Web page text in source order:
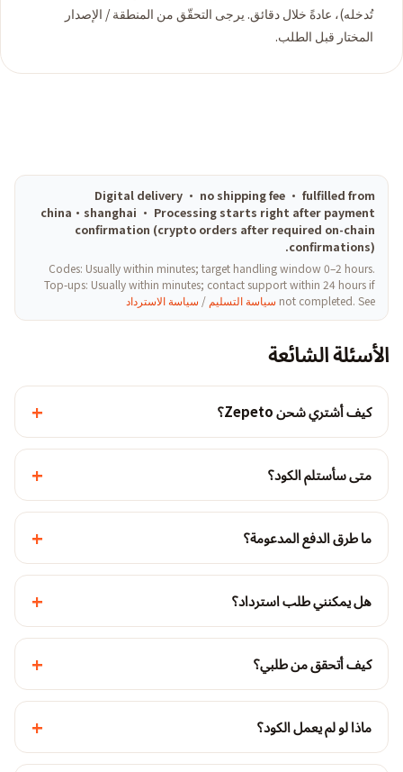
تُدخله)، عادةً خلال دقائق. يرجى التحقّق من المنطقة / الإصدار
المختار قبل الطلب.
Digital delivery · no shipping fee · fulfilled from
china·shanghai · Processing starts right after payment
confirmation (crypto orders after required on-chain
confirmations).
Codes: Usually within minutes; target handling window 0–2 hours.
Top-ups: Usually within minutes; contact support within 24 hours if
not completed. See سياسة التسليم / سياسة الاسترداد
الأسئلة الشائعة
كيف أشتري شحن Zepeto؟ +
متى سأستلم الكود؟ +
ما طرق الدفع المدعومة؟ +
هل يمكنني طلب استرداد؟ +
كيف أتحقق من طلبي؟ +
ماذا لو لم يعمل الكود؟ +